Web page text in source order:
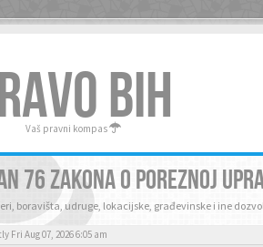
BIH
Vaš pravni kompas
76 ZAKONA O POREZNOJ
boravišta, udruge, lokacijske, građevinske i ine
Fri Aug 07, 2026 6:05 am